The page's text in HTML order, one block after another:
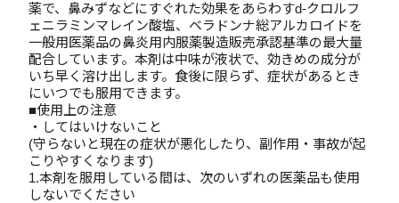
薬で、鼻みずなどにすぐれた効果をあらわすd-クロルフ
ェニラミンマレイン酸塩、ベラドンナ総アルカロイドを
一般用医薬品の鼻炎用内服薬製造販売承認基準の最大量
配合しています。本剤は中味が液状で、効きめの成分が
いち早く溶け出します。食後に限らず、症状があるとき
にいつでも服用できます。
■使用上の注意
・してはいけないこと
(守らないと現在の症状が悪化したり、副作用・事故が起
こりやすくなります)
1.本剤を服用している間は、次のいずれの医薬品も使用
しないでください